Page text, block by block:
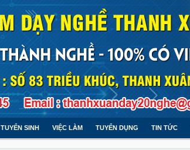
TUYỂN SINH VIỆC LÀM TUYỂN DỤNG TIN TỨC